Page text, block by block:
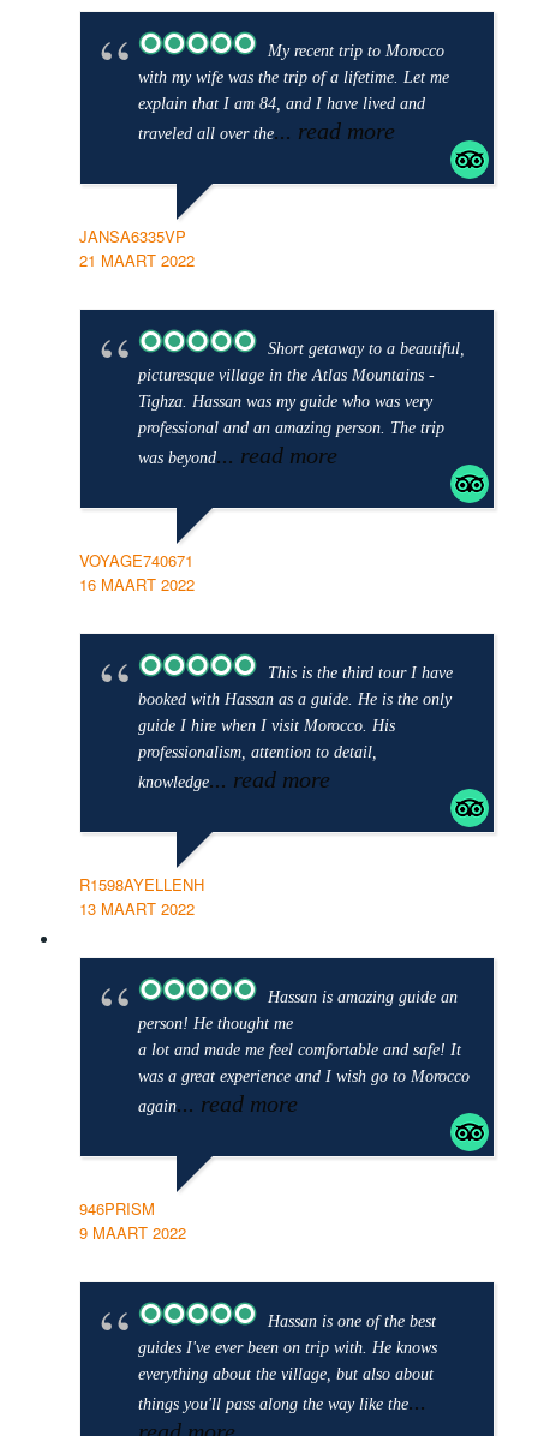
My recent trip to Morocco
with my wife was the trip of a lifetime. Let me
explain that I am 84, and I have lived and
traveled all over the... read more
JANSA6335VP
21 MAART 2022
Short getaway to a beautiful,
picturesque village in the Atlas Mountains -
Tighza. Hassan was my guide who was very
professional and an amazing person. The trip
was beyond... read more
VOYAGE740671
16 MAART 2022
This is the third tour I have
booked with Hassan as a guide. He is the only
guide I hire when I visit Morocco. His
professionalism, attention to detail,
knowledge... read more
R1598AYELLENH
13 MAART 2022
Hassan is amazing guide an
person! He thought me
a lot and made me feel comfortable and safe! It
was a great experience and I wish go to Morocco
again... read more
946PRISM
9 MAART 2022
Hassan is one of the best
guides I've ever been on trip with. He knows
everything about the village, but also about
things you'll pass along the way like the...